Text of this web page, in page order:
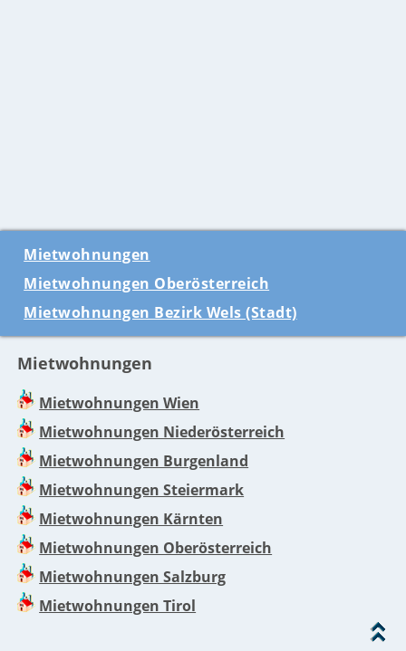
Mietwohnungen
Mietwohnungen Oberösterreich
Mietwohnungen Bezirk Wels (Stadt)
Mietwohnungen
Mietwohnungen Wien
Mietwohnungen Niederösterreich
Mietwohnungen Burgenland
Mietwohnungen Steiermark
Mietwohnungen Kärnten
Mietwohnungen Oberösterreich
Mietwohnungen Salzburg
Mietwohnungen Tirol